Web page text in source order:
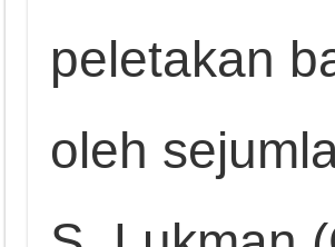
peletakan
oleh